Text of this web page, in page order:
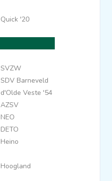
Quick '20
SVZW
SDV Barneveld
d'Olde Veste '54
AZSV
NEO
DETO
Heino
Hoogland